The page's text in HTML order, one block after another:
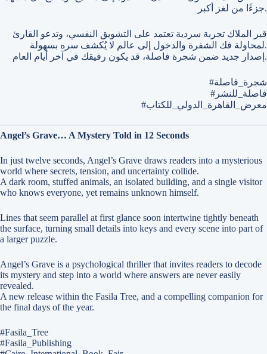
جزءًا من لغز أكبر.
قبر الملاك تجربة سردية تعتمد على التشويق النفسي، وتدعو القارئ
لمحاولة فك الشفرة والدخول إلى عالم لا يُكشف سره بسهولة.
إصدار جديد ضمن شجرة فاصلة، قد يكون رفيقك في آخر أيام العام.
#شجرة_فاصلة
#فاصلة_للنشر
#معرض_القاهرة_الدولي_للكتاب
Angel’s Grave… A Mystery Told in 12 Seconds
In just twelve seconds, Angel’s Grave draws readers into a mysterious
world where secrets, tension, and uncertainty collide.
A dark room, stuffed animals, an isolated building, and a single visitor
who knows everyone, yet remains unknown himself.
Lines that seem parallel at first glance soon intertwine tightly beneath
the surface, turning small details into keys and every scene into part of
a larger puzzle.
Angel’s Grave is a psychological thriller that invites readers to decode
its mystery and step into a world where answers are never easily
revealed.
A new release within the Fasila Tree, and a compelling companion for
the final days of the year.
#Fasila_Tree
#Fasila_Publishing